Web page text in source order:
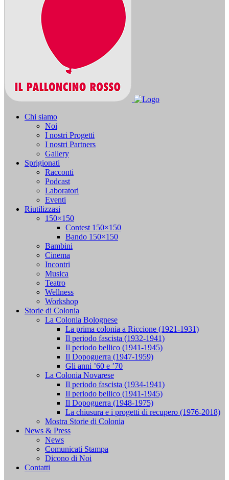
Chi siamo
Noi
I nostri Progetti
I nostri Partners
Gallery
Sprigionati
Racconti
Podcast
Laboratori
Eventi
Riutilizzasi
150×150
Contest 150×150
Bando 150×150
Bambini
Cinema
Incontri
Musica
Teatro
Wellness
Workshop
Storie di Colonia
La Colonia Bolognese
La prima colonia a Riccione (1921-1931)
Il periodo fascista (1932-1941)
Il periodo bellico (1941-1945)
Il Dopoguerra (1947-1959)
Gli anni ’60 e ’70
La Colonia Novarese
Il periodo fascista (1934-1941)
Il periodo bellico (1941-1945)
Il Dopoguerra (1948-1975)
La chiusura e i progetti di recupero (1976-2018)
Mostra Storie di Colonia
News & Press
News
Comunicati Stampa
Dicono di Noi
Contatti